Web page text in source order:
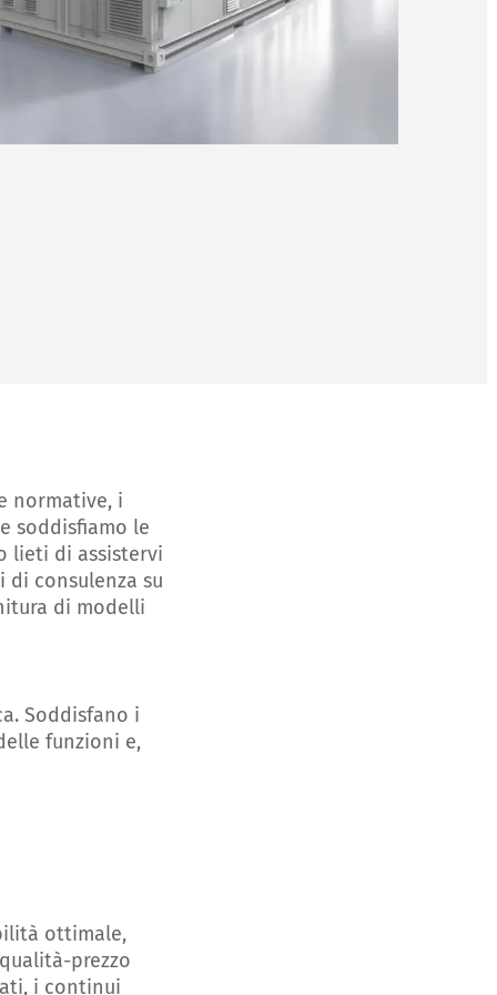
normative, i
soddisfiamo le
lieti di assistervi
consulenza su
di modelli
Soddisfano i
funzioni e,
ottimale,
prezzo
i continui